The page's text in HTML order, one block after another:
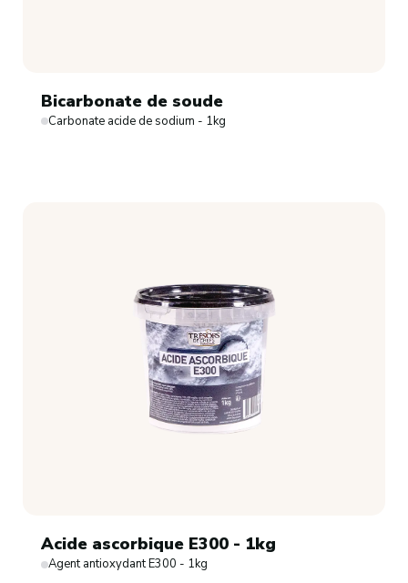
Bicarbonate de soude
Carbonate acide de sodium - 1kg
Acide ascorbique E300 - 1kg
Agent antioxydant E300 - 1kg